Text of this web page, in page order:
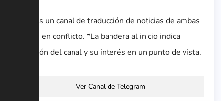
Este es un canal de traducción de noticias de ambas
partes en conflicto. *La bandera al inicio indica
afiliación del canal y su interés en un punto de vista.
Ver Canal de Telegram